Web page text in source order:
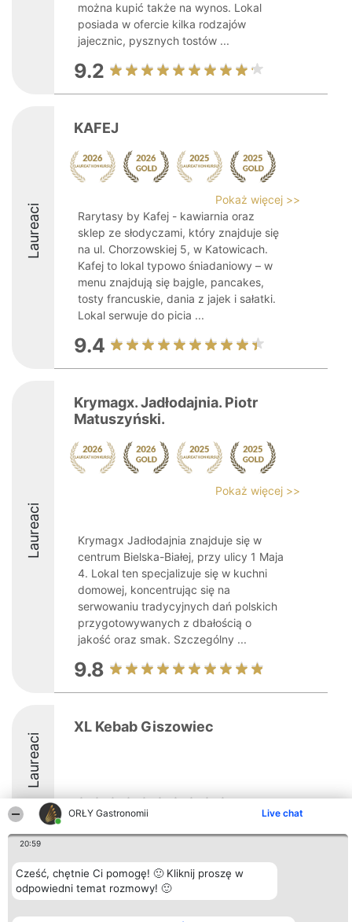
ORŁY Gastronomii Live chat
20:59
Cześć, chętnie Ci pomogę! 🙂 Kliknij proszę w
odpowiedni temat rozmowy! 🙂
można kupić także na wynos. Lokal
posiada w ofercie kilka rodzajów
jajecznic, pysznych tostów ...
9.2
Laureaci
KAFEJ
Pokaż więcej >>
Rarytasy by Kafej - kawiarnia oraz
sklep ze słodyczami, który znajduje się
na ul. Chorzowskiej 5, w Katowicach.
Kafej to lokal typowo śniadaniowy – w
menu znajdują się bajgle, pancakes,
tosty francuskie, dania z jajek i sałatki.
Lokal serwuje do picia ...
9.4
Laureaci
Krymagx. Jadłodajnia. Piotr
Matuszyński.
Pokaż więcej >>
Krymagx Jadłodajnia znajduje się w
centrum Bielska-Białej, przy ulicy 1 Maja
4. Lokal ten specjalizuje się w kuchni
domowej, koncentrując się na
serwowaniu tradycyjnych dań polskich
przygotowywanych z dbałością o
jakość oraz smak. Szczególny ...
9.8
Laureaci
XL Kebab Giszowiec
Organizator plebiscytu
Bright Side Solutions sp. z o.
o. sp. k.
ul. Ruska 22
KRS 0000749100 | Regon
Plebiscyt
Laureaci
Lista
wszystkich
Zasady
Kontakt
Kontakt